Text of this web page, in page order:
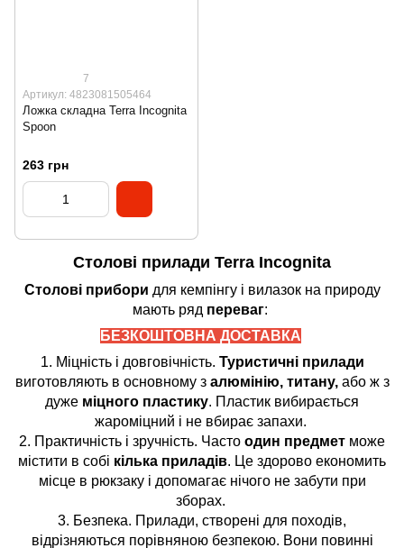
7
Артикул: 4823081505464
Ложка складна Terra Incognita
Spoon
263 грн
Столові прилади Terra Incognita
Столові прибори для кемпінгу і вилазок на природу
мають ряд переваг:
БЕЗКОШТОВНА ДОСТАВКА
1. Міцність і довговічність. Туристичні прилади
виготовляють в основному з алюмінію, титану,або ж з
дуже міцного пластику. Пластик вибирається
жароміцний і не вбирає запахи.
2. Практичність і зручність. Часто один предмет може
містити в собі кілька приладів. Це здорово економить
місце в рюкзаку і допомагає нічого не забути при
зборах.
3. Безпека. Прилади, створені для походів,
відрізняються порівняною безпекою. Вони повинні